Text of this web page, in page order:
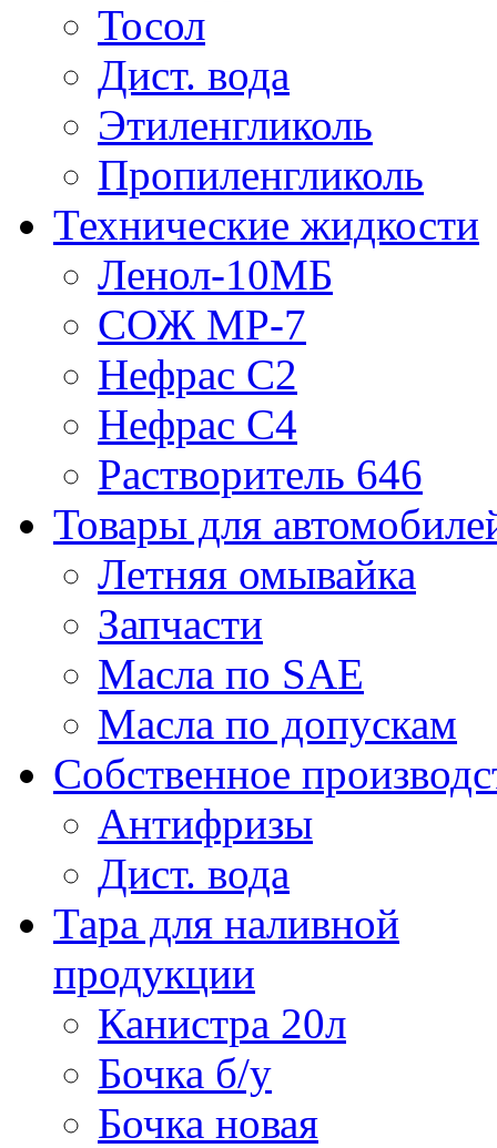
Тосол
Дист. вода
Этиленгликоль
Пропиленгликоль
Технические жидкости
Ленол-10МБ
СОЖ МР-7
Нефрас С2
Нефрас С4
Растворитель 646
Товары для
Летняя омывайка
Запчасти
Масла по SAE
Масла по допускам
Собственное
Антифризы
Дист. вода
Тара для наливной
продукции
Канистра 20л
Бочка б/у
Бочка новая